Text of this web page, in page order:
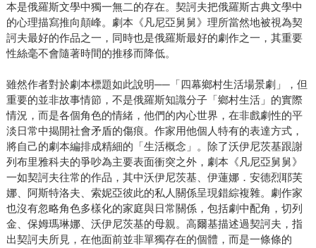
本是俄羅斯文學中獨一無二的存在。契訶夫把俄羅斯古典文學中
的心理描寫推向顛峰。劇本《凡尼亞舅舅》理所當然地被視為契
訶夫最好的作品之一，同時也是俄羅斯最好的劇作之一，其重要
性絲毫不會隨著時間的推移而降低。
雖然作者對於劇本標題如此說明──「四幕鄉村生活場景劇」，但
重要的並非故事情節，不是俄羅斯知識分子「鄉村生活」的實際
情況，而是各個角色的情緒，他們的內心世界，在非戲劇性的平
淡日常中揭開社會矛盾的傷痕。作家用他個人特有的表達方式，
將自己的劇本編排成精細的「生活概念」。除了沃伊尼茨基跟謝
列布里雅科夫的爭吵為主要表面衝突之外，劇本《凡尼亞舅舅》
一如契訶夫往常的作品，其中沃伊尼茨基、伊蓮娜．安德烈耶芙
娜、阿斯特洛夫、索妮亞彼此的私人關係呈現錯綜複雜。劇作家
也沒有忽略角色多樣化的家庭與日常關係，包括劇中配角，切列
金、保姆瑪琳娜、沃伊尼茨基的母親。高爾基描述過契訶夫，指
出契訶夫所見，在他面前並非單獨存在的個體，而是一條條的